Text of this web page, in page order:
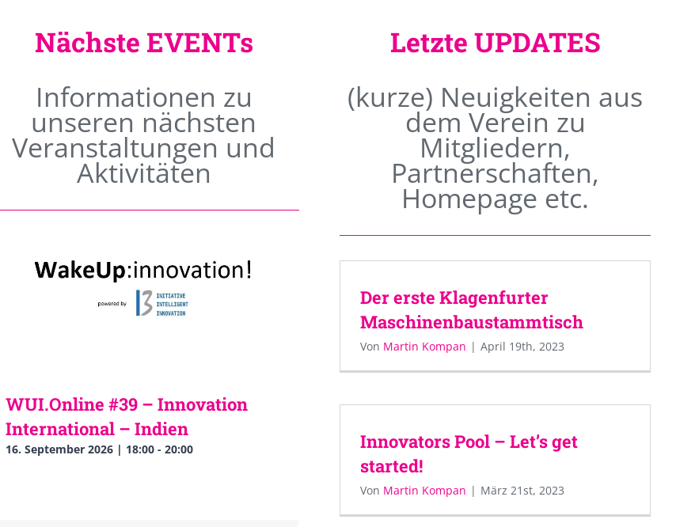
Nächste EVENTs
Informationen zu
unseren nächsten
Veranstaltungen und
Aktivitäten
WUI.Online #39 – Innovation
International – Indien
16. September 2026 | 18:00- 20:00
Letzte UPDATES
(kurze) Neuigkeiten aus
dem Verein zu
Mitgliedern,
Partnerschaften,
Homepage etc.
Der erste Klagenfurter
Maschinenbaustammtisch
Von Martin Kompan | April 19th, 2023
Innovators Pool – Let’s get
started!
Von Martin Kompan | März 21st, 2023